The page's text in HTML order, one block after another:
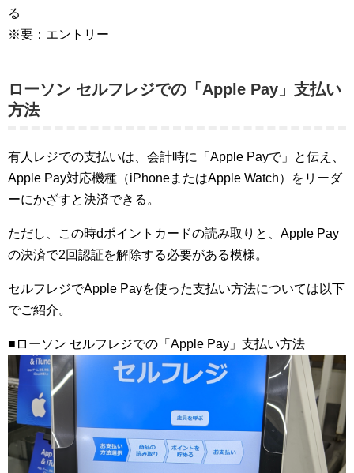
る
※要：エントリー
ローソン セルフレジでの「Apple Pay」支払い
方法
有人レジでの支払いは、会計時に「Apple Payで」と伝え、
Apple Pay対応機種（iPhoneまたはApple Watch）をリーダ
ーにかざすと決済できる。
ただし、この時dポイントカードの読み取りと、Apple Pay
の決済で2回認証を解除する必要がある模様。
セルフレジでApple Payを使った支払い方法については以下
でご紹介。
■ローソン セルフレジでの「Apple Pay」支払い方法